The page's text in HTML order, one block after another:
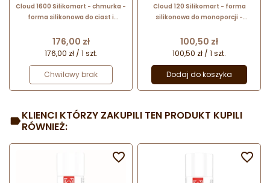
Cloud 1600 Silikomart - chmurka -
forma silikonowa do ciast i
poj. 1600 ml
Cena
176,00 zł
176,00 zł / 1 szt.
Chwilowy brak
Cloud 120 Silikomart - forma
silikonowa do monoporcji -
mm / poj. 120 ml x 6 porcji
Cena
100,50 zł
100,50 zł / 1 szt.
Dodaj do koszyka
KLIENCI KTÓRZY ZAKUPILI TEN PRODUKT KUPILI
RÓWNIEŻ:
 